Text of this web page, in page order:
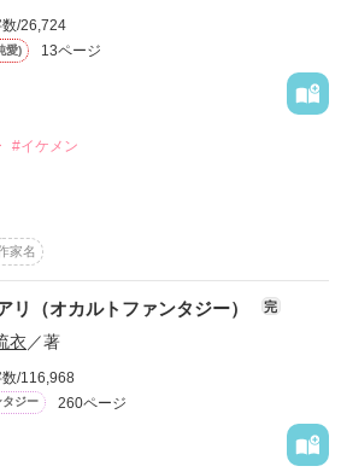
中編
まる溺愛コンテスト
サイト合同企画「1話からの長編大
き
う。
/26,724
愛) 13ページ
#イケメン
ナシアは、今日もひっそりとゆったり
軒家で過ごす。
っていた魔女の敷地内に、ある日赤子
が芽生えたであろう頃合いに魔女は赤
い出すことに。
ロは、問う。
家名
リ（オカルトファンタジー） 完
衣／著
/116,968
タジー 260ページ